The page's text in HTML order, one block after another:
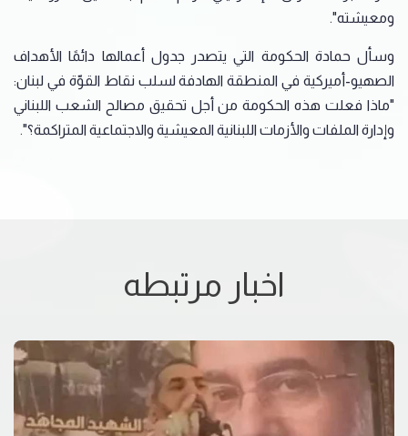
ومعيشته".
وسأل حمادة الحكومة التي يتصدر جدول أعمالها دائمًا الأهداف
الصهيو-أميركية في المنطقة الهادفة لسلب نقاط القوّة في لبنان:
"ماذا فعلت هذه الحكومة من أجل تحقيق مصالح الشعب اللبناني
وإدارة الملفات والأزمات اللبنانية المعيشية والاجتماعية المتراكمة؟".
اخبار مرتبطه